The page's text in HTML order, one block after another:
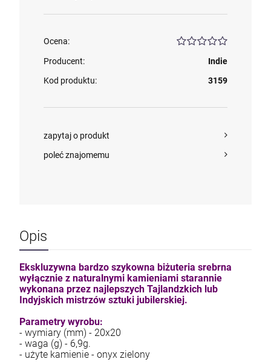
kam F granat okr 3
4,71 zł
Ocena:
Producent:
Indie
Kod produktu:
3159
zapytaj o produkt
poleć znajomemu
Opis
Ekskluzywna bardzo szykowna biżuteria srebrna
wyłącznie z naturalnymi kamieniami starannie
wykonana przez najlepszych Tajlandzkich lub
Indyjskich mistrzów sztuki jubilerskiej.
Parametry wyrobu:
- wymiary (mm) - 20x20
- waga (g) - 6,9g.
- użyte kamienie - onyx zielony